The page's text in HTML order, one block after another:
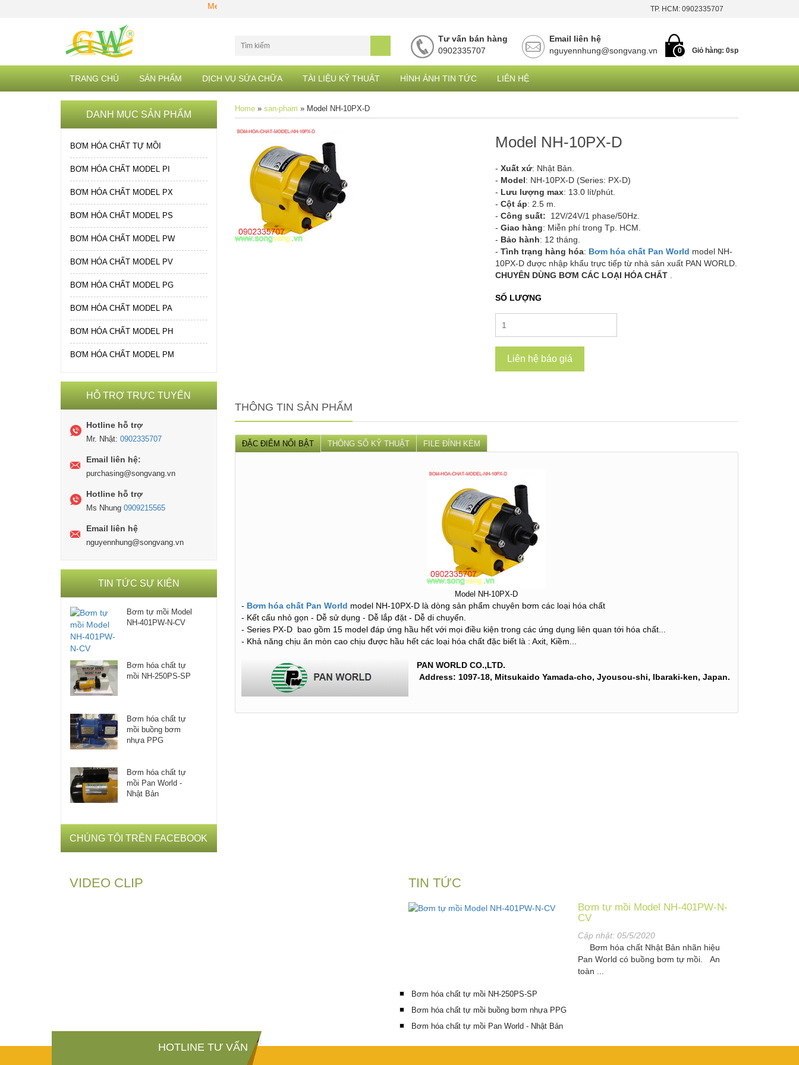
Merry Christmas 2018. Giáng Sinh an lành TP. HCM: 0902335707
Tư vấn bán hàng
0902335707
Email liên hệ
nguyennhung@songvang.vn
0 Giỏ hàng: 0sp
TRANG CHỦ SẢN PHẨM DỊCH VỤ SỬA CHỮA TÀI LIỆU KỸ THUẬT HÌNH ẢNH TIN TỨC LIÊN HỆ
Home» san-pham » Model NH-10PX-D
Model NH-10PX-D
-Xuất xứ: Nhật Bản.
- Model: NH-10PX-D (Series: PX-D)
- Lưu lượng max: 13.0 lít/phút.
- Cột áp: 2.5 m.
-Công suất:
12V/24V/1 phase/50Hz.
-Giao hàng: Miễn phí trong Tp. HCM.
- Bảo hành: 12 tháng.
- Tình trạng hàng hóa: Bơm hóa chất Pan World model NH-
10PX-D được nhập khẩu trực tiếp từ nhà sản xuất PAN WORLD.
CHUYÊN DÙNG BƠM CÁC LOẠI HÓA CHẤT .
SỐ LƯỢNG
Liên hệ báo giá
THÔNG TIN SẢN PHẨM
ĐẶC ĐIỂM NỔI BẬT THÔNG SỐ KỸ THUẬT FILE ĐÍNH KÈM
Model NH-10PX-D
- Bơm hóa chất Pan World model NH-10PX-D là dòng sản phẩm chuyên bơm các loại hóa chất
- Kết cấu nhỏ gọn - Dễ sử dụng - Dễ lắp đặt - Dễ di chuyển.
- Series PX-D bao gồm 15 model đáp ứng hầu hết với mọi điều kiện trong các ứng dụng liên quan tới hóa chất...
- Khả năng chịu ăn mòn cao chịu được hầu hết các loại hóa chất đặc biết là : Axit, Kiềm...
PAN WORLD CO.,LTD.
Address: 1097-18, Mitsukaido Yamada-cho, Jyousou-shi, Ibaraki-ken, Japan.
DANH MỤC SẢN PHẨM
BƠM HÓA CHẤT TỰ MỒI
BƠM HÓA CHẤT MODEL PI
BƠM HÓA CHẤT MODEL PX
BƠM HÓA CHẤT MODEL PS
BƠM HÓA CHẤT MODEL PW
BƠM HÓA CHẤT MODEL PV
BƠM HÓA CHẤT MODEL PG
BƠM HÓA CHẤT MODEL PA
BƠM HÓA CHẤT MODEL PH
BƠM HÓA CHẤT MODEL PM
HỖ TRỢ TRỰC TUYẾN
Hotline hỗ trợ
Mr. Nhật: 0902335707
Email liên hệ:
purchasing@songvang.vn
Hotline hỗ trợ
Ms Nhung 0909215565
Email liên hệ
nguyennhung@songvang.vn
TIN TỨC SỰ KIỆN
Bơm tự mồi Model
NH-401PW-N-CV
Bơm hóa chất tự
mồi NH-250PS-SP
Bơm hóa chất tự
mồi buồng bơm
nhựa PPG
Bơm hóa chất tự
mồi Pan World -
Nhật Bản
CHÚNG TÔI TRÊN FACEBOOK
VIDEO CLIP TIN TỨC
Bơm tự mồi Model NH-401PW-N-
CV
Cập nhật: 05/5/2020
Bơm hóa chất Nhật Bản nhãn hiệu
Pan World có buồng bơm tự mồi. An
toàn ...
Bơm hóa chất tự mồi NH-250PS-SP
Bơm hóa chất tự mồi buồng bơm nhựa PPG
Bơm hóa chất tự mồi Pan World - Nhật Bản
HOTLINE TƯ VẤN